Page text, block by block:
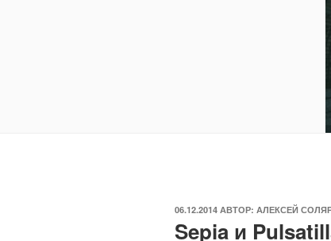
ОПУБЛИКОВАНО
06.12.2014 АВТОР: АЛЕКСЕЙ
Sepia и